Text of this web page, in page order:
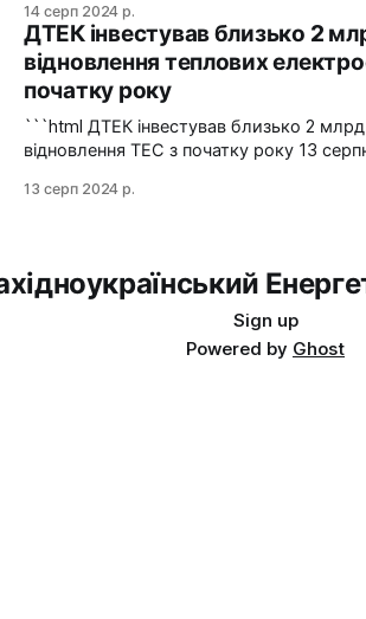
аварійну допомогу зі Словаччини. Фото: Shutterstock "У
вчорашній день, 13 серпня, НЕК
аварійну допомогу з енергосистеми
йдеться в повідомленні пресслужби
передачі. Експорт
14 серп 2024 р.
ДТЕК інвестував близько 2
відновлення теплових
початку року
```html ДТЕК інвестував близько 2 млрд грн у
відновлення ТЕС з початку року 13 серпня 2024
майже 2 млрд грн у ремонти та
інформацією пресслужби ДТЕК, у 2024
13 серп 2024 р.
Sign up
Powered by Ghost